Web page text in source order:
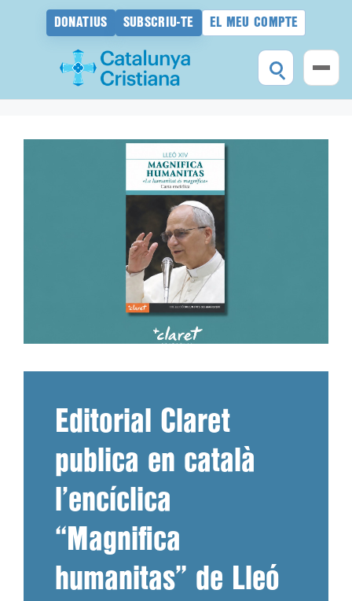
DONATIUS SUBSCRIU-TE EL MEU COMPTE
Editorial Claret
publica en català
l’encíclica
“Magnifica
humanitas” de Lleó